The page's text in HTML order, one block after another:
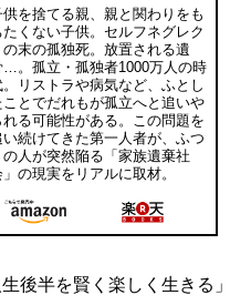
供を捨てる親、親と関わりをも
たくない子供。セルフネグレク
の末の孤独死。放置される遺
…。孤立・孤独者1000万人の時
。リストラや病気など、ふとし
ことでだれもが孤立へと追いや
れる可能性がある。この問題を
い続けてきた第一人者が、ふつ
の人が突然陥る「家族遺棄社
」の現実をリアルに取材。
後半を賢く楽しく生きる」